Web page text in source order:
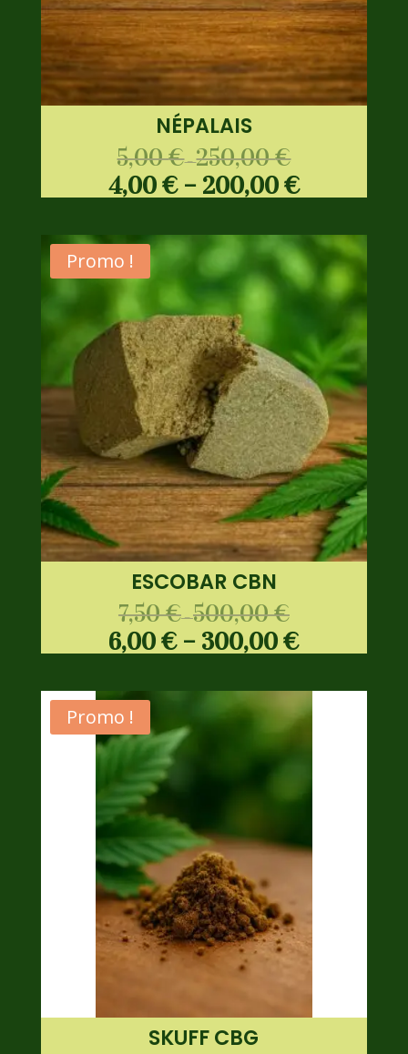
NÉPALAIS
5,00€–250,00€
4,00€– 200,00€
Promo !
ESCOBAR CBN
7,50€–500,00€
6,00€– 300,00€
Promo !
SKUFF CBG